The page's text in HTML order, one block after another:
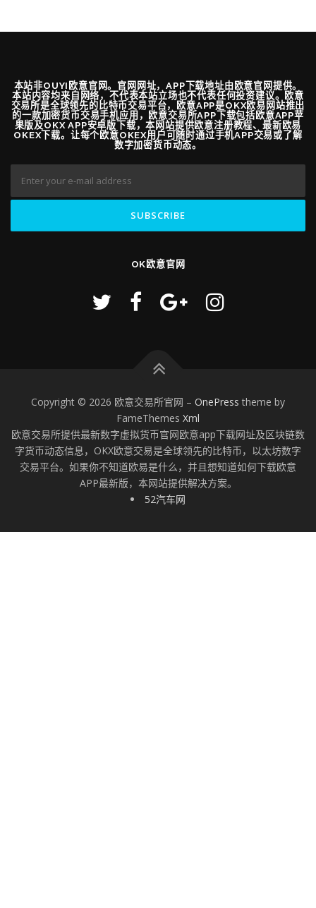
本站非OUYI欧意官网。官网网址，APP下载地址由欧意官网提供。
本站内容均来自网络，不代表本站立场也不代表任何投资建议。欧意
交易所是全球领先的比特币交易平台，欧意APP是OKX欧易网站推出
的一款加密货币交易手机应用，欧意交易所APP下载包括欧意APP苹
果版及OKX APP安卓版下载，本网站提供欧意注册教程、最新欧易
OKEX下载。让每个欧意OKEX用户可随时通过手机APP交易或了解
数字加密货币动态。
OK欧意官网
Copyright © 2026 欧意交易所官网 – OnePress theme by
FameThemes Xml
欧意交易所提供最新数字虚拟货币官网欧意app下载网址及区块链数
字货币动态信息，OKX欧意交易是全球领先的比特币，以太坊数字
交易平台。如果你不知道欧易是什么，并且想知道如何下载欧意
APP最新版，本网站提供解决方案。
52汽车网